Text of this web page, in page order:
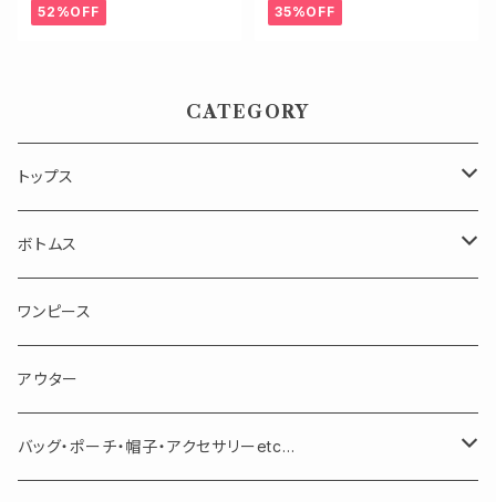
52%OFF 35%OFF
CATEGORY
トップス
長袖
半袖・ノースリーブ
ボトムス
スカート
パンツ
ワンピース
アウター
バッグ・ポーチ・帽子・アクセサリーetc...